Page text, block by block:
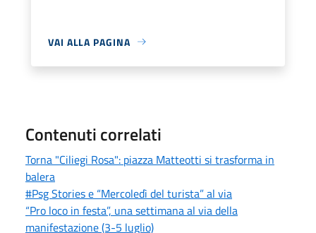
VAI ALLA PAGINA
Contenuti correlati
Torna "Ciliegi Rosa": piazza Matteotti si trasforma in
balera
#Psg Stories e “Mercoledì del turista” al via
“Pro loco in festa”, una settimana al via della
manifestazione (3-5 luglio)